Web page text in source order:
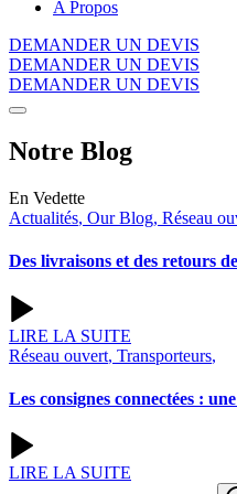
A Propos
DEMANDER UN DEVIS
DEMANDER UN DEVIS
DEMANDER UN DEVIS
Notre Blog
En Vedette
Actualités, Our Blog, Réseau
Des livraisons et des retours
LIRE LA SUITE
Réseau ouvert, Transporteurs,
Les consignes connectées :
LIRE LA SUITE